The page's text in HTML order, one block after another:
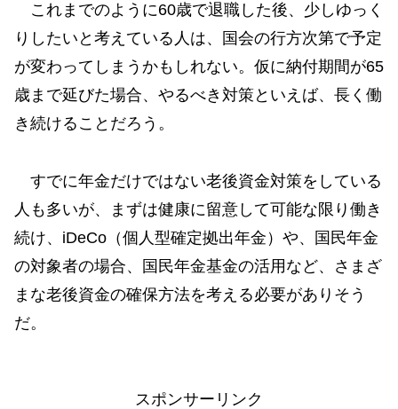
これまでのように60歳で退職した後、少しゆっく
りしたいと考えている人は、国会の行方次第で予定
が変わってしまうかもしれない。仮に納付期間が65
歳まで延びた場合、やるべき対策といえば、長く働
き続けることだろう。
すでに年金だけではない老後資金対策をしている
人も多いが、まずは健康に留意して可能な限り働き
続け、iDeCo（個人型確定拠出年金）や、国民年金
の対象者の場合、国民年金基金の活用など、さまざ
まな老後資金の確保方法を考える必要がありそう
だ。
スポンサーリンク